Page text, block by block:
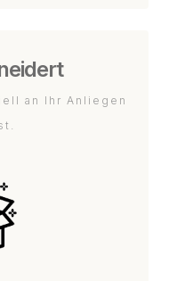
an Ihr Anliegen